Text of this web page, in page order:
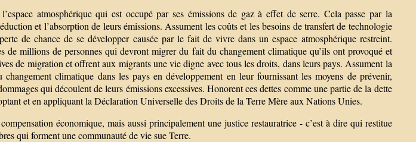
atmosphérique qui est occupé par ses émissions de gaz à effet de serre. Cela passe par la
et l’absorption de leurs émissions. Assument les coûts et les besoins de transfert de technologie
de chance de se développer causée par le fait de vivre dans un espace atmosphérique restreint.
de millions de personnes qui devront migrer du fait du changement climatique qu’ils ont provoqué et
de migration et offrent aux migrants une vie digne avec tous les droits, dans leurs pays. Assument la
climatique dans les pays en développement en leur fournissant les moyens de prévenir,
qui découlent de leurs émissions excessives. Honorent ces dettes comme une partie de la dette
et en appliquant la Déclaration Universelle des Droits de la Terre Mère aux Nations Unies.
économique, mais aussi principalement une justice restauratrice - c’est à dire qui restitue
qui forment une communauté de vie sue Terre.